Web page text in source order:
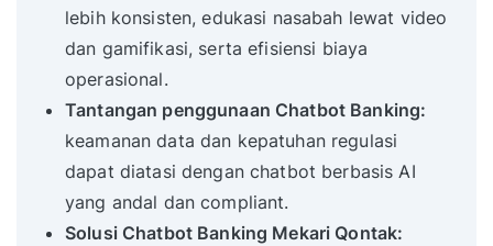
lebih konsisten, edukasi nasabah lewat video
dan gamifikasi, serta efisiensi biaya
operasional.
Tantangan penggunaan Chatbot Banking:
keamanan data dan kepatuhan regulasi
dapat diatasi dengan chatbot berbasis AI
yang andal dan compliant.
Solusi Chatbot Banking Mekari Qontak: